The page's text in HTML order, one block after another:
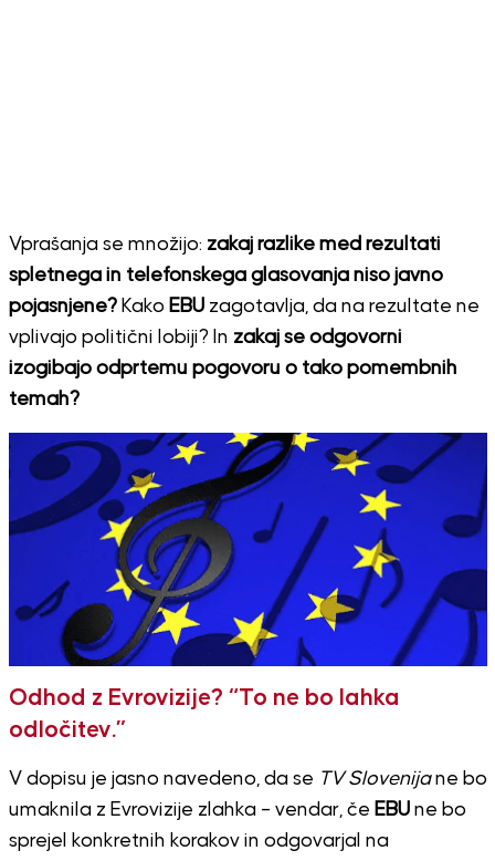
Vprašanja se množijo: zakaj razlike med rezultati
spletnega in telefonskega glasovanja niso javno
pojasnjene?Kako EBUzagotavlja, da na rezultate ne
vplivajo politični lobiji? In zakaj se odgovorni
izogibajo odprtemu pogovoru o tako pomembnih
temah?
Odhod z Evrovizije? “To ne bo lahka
odločitev.”
V dopisu je jasno navedeno, da se TV Slovenijane bo
umaknila z Evrovizije zlahka – vendar, če EBUne bo
sprejel konkretnih korakov in odgovarjal na